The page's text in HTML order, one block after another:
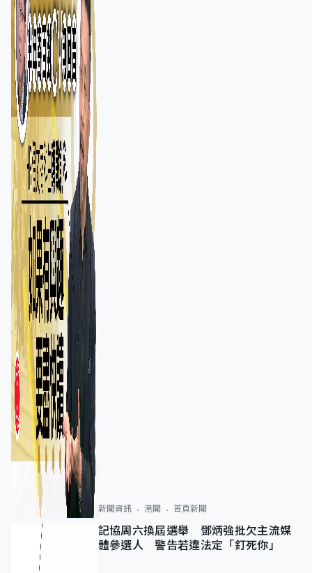
新聞資訊 港聞 首頁新聞
記協周六換屆選舉 鄧炳強批欠主流媒
體參選人 警告若違法定「釘死你」